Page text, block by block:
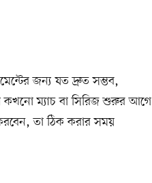
জন্য যত দ্রুত সম্ভব,
কখনো ম্যাচ বা সিরিজ শুরুর আগে
তা ঠিক করার সময়